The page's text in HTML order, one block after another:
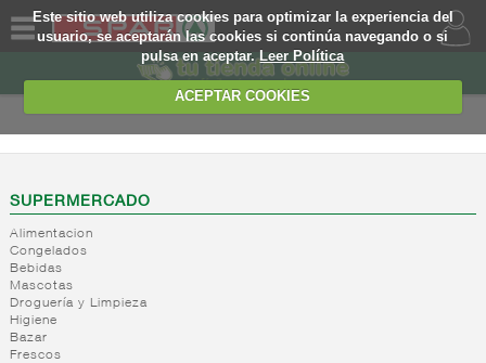
Este sitio web utiliza cookies para optimizar la experiencia del
usuario, se aceptarán las cookies si continúa navegando o si
pulsa en aceptar.Leer Política
ACEPTAR COOKIES
SOMOS
WEB
EJEMPLO
SUPERMERCADO
Alimentacion
Congelados
Bebidas
Mascotas
Droguería y Limpieza
Higiene
Bazar
Frescos